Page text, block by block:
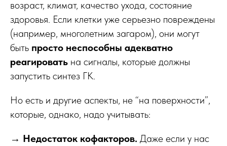
возраст, климат, качество ухода, состояние
здоровья. Если клетки уже серьезно повреждены
(например, многолетним загаром), они могут
быть просто неспособны адекватно
реагировать на сигналы, которые должны
запустить синтез ГК.
Но есть и другие аспекты, не “на поверхности”,
которые, однако, надо учитывать:
→ Недостаток кофакторов. Даже если у нас